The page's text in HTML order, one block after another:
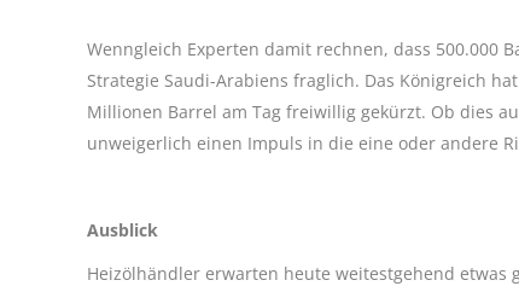
Wenngleich Experten damit rechnen, dass 500.000
Strategie Saudi-Arabiens fraglich. Das Königreich
Millionen Barrel am Tag freiwillig gekürzt. Ob dies
unweigerlich einen Impuls in die eine oder andere
Ausblick
Heizölhändler erwarten heute weitestgehend etwas